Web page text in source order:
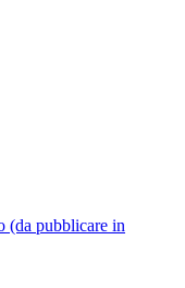
(da pubblicare in